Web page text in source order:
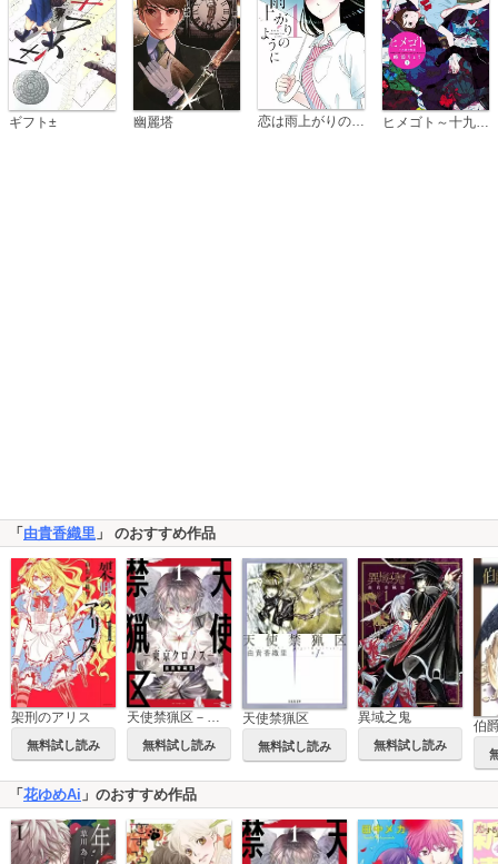
ギフト± 幽麗塔 恋は雨上がりのように
「 由貴香織里 」 のおすすめ作品
架刑のアリス
無料試し読み
天使禁猟区－東京クロノス－
無料試し読み
天使禁猟区
無料試し読み
異域之鬼
無料試し読み
伯
「 花ゆめAi 」のおすすめ作品